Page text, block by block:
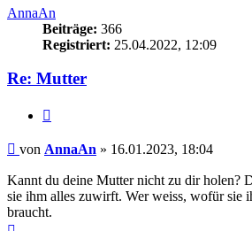
AnnaAn
Beiträge: 366
Registriert: 25.04.2022, 12:09
Re: Mutter
Beitrag
von AnnaAn » 16.01.2023, 18:04
Kannt du deine Mutter nicht zu dir holen?
sie ihm alles zuwirft. Wer weiss, wofür sie
braucht.